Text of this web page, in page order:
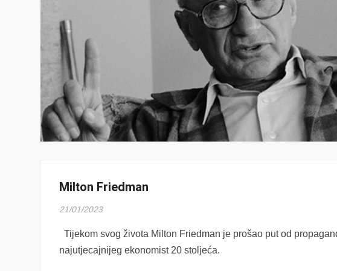
Milton Friedman
21/01/2023
Tijekom svog života Milton Friedman je prošao put od
najutjecajnijeg ekonomist 20 stoljeća.